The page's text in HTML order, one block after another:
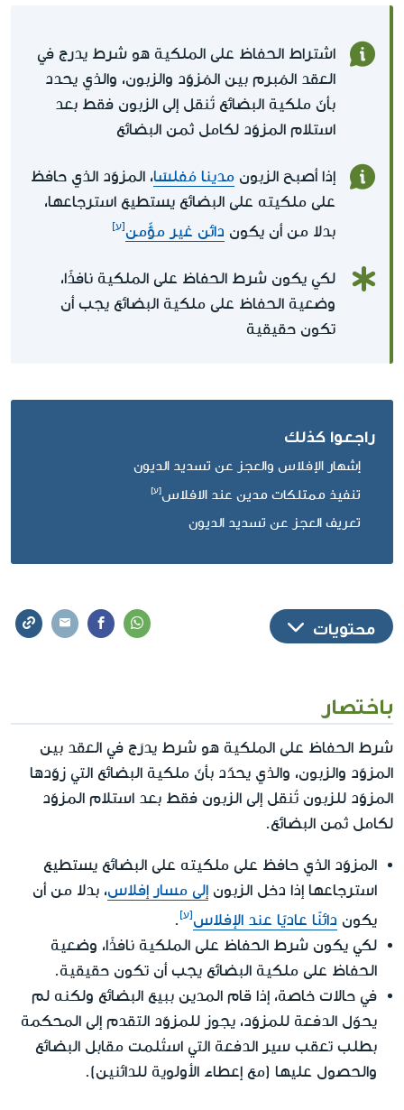
اشتراط الحفاظ على الملكية هو شرط يدرج في
العقد المُبرم بين المُزوّد والزبون، والذي يحدد
بأنّ ملكية البضائع تُنقل إلى الزبون فقط بعد
استلام المزوّد لكامل ثمن البضائع
إذا أصبح الزبون مدينا مُفلسًا، المزوّد الذي حافظ
على ملكيته على البضائع يستطيع استرجاعها،
بدلا من أن يكون دائن غير مؤّمن
لكي يكون شرط الحفاظ على الملكية نافذًا،
وضعية الحفاظ على ملكية البضائع يجب أن
تكون حقيقية
راجعوا كذلك
إشهار الإفلاس والعجز عن تسديد الديون
تنفيذ ممتلكات مدين عند الافلاس
تعريف العجز عن تسديد الديون
محتويات
باختصار
شرط الحفاظ على الملكية هو شرط يدرَج في العقد بين
المزوّد والزبون، والذي يحدّد بأنّ ملكية البضائع التي زوّدها
المزوّد للزبون تُنقل إلى الزبون فقط بعد استلام المزوّد
لكامل ثمن البضائع.
المزوّد الذي حافظ على ملكيته على البضائع يستطيع
استرجاعها إذا دخل الزبون إلى مسار إفلاس، بدلا من أن
يكون دائنًا عاديًا عند الإفلاس
.
لكي يكون شرط الحفاظ على الملكية نافذًا، وضعية
الحفاظ على ملكية البضائع يجب أن تكون حقيقية.
في حالات خاصة، إذا قام المدين ببيع البضائع ولكنه لم
يحوّل الدفعة للمزوّد، يجوز للمزوّد التقدم إلى المحكمة
بطلب تعقب سير الدفعة التي استُلمت مقابل البضائع
والحصول عليها (مع إعطاء الأولوية للدائنين).